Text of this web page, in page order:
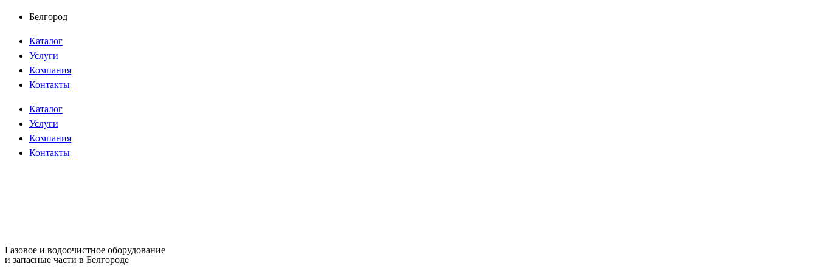
Перейти
содержимому
Белгород
Каталог
Услуги
Компания
Контакты
Каталог
Услуги
Компания
Контакты
Газовое и водоочистное оборудование
и запасные части в Белгороде